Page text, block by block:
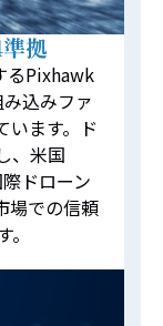
拠
るPixhawk
込みファ
います。ド
、米国
ドローン
場での信頼